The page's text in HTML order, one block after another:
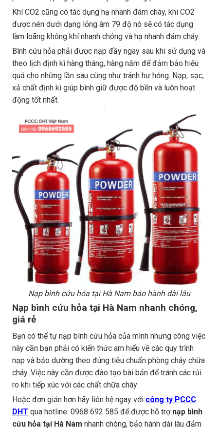
Khí CO2 cũng có tác dụng hạ nhanh đám cháy, khi CO2
được nén dưới dạng lỏng âm 79 độ nó sẽ có tác dụng
làm loãng không khí nhanh chóng và hạ nhanh đám cháy
Bình cứu hỏa phải được nạp đầy ngay sau khi sử dụng và
theo lịch định kì hàng tháng, hàng năm để đảm bảo hiệu
quả cho những lần sau cũng như tránh hư hỏng. Nạp, sạc,
xả chất định kì giúp bình giữ được độ bền và luôn hoạt
động tốt nhất.
Nạp bình cứu hỏa tại Hà Nam bảo hành dài lâu
Nạp bình cứu hỏa tại Hà Nam nhanh chóng,
giá rẻ
Bạn có thể tự nạp bình cứu hỏa của mình nhưng công việc
này cần bạn phải có kiến thức am hiểu về các quy trình
nạp và bảo dưỡng theo đúng tiêu chuẩn phòng cháy chữa
cháy. Việc này cần được đào tạo bài bản để tránh các rủi
ro khi tiếp xúc với các chất chữa cháy
Hoặc đơn giản hơn hãy liên hệ ngay với công ty PCCC
DHT qua hotline: 0968 692 585 để được hỗ trợ nạp bình
cứu hỏa tại Hà Nam nhanh chóng, bảo hành dài lâu đảm